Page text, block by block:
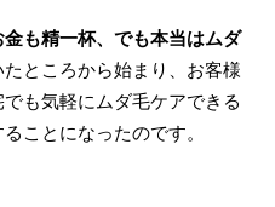
金も精一杯、でも本当はムダ
ところから始まり、お客様
も気軽にムダ毛ケアできる
ことになったのです。